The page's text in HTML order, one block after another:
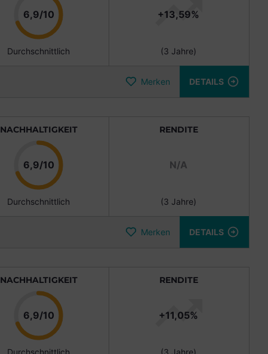
6,9/10Punkte
Durchschnittlich
+13,59%
(3 Jahre)
Merken DETAILS
NACHHALTIGKEIT
6,9/10Punkte
Durchschnittlich
RENDITE
N/A
(3 Jahre)
Merken DETAILS
NACHHALTIGKEIT
6,9/10Punkte
RENDITE
+11,05%